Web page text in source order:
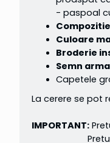
- paspoal
Culoare
Broderie
Semn
Capetele
La cerere se pot
IMPORTANT:
Pretul difera